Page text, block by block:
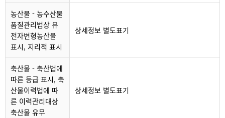
농산물 - 농수산물
품질관리법상 유
전자변형농산물
표시, 지리적 표시
상세정보 별도표기
축산물 - 축산법에
따른 등급 표시, 축
산물이력법에 따
른 이력관리대상
축산물 유무
상세정보 별도표기